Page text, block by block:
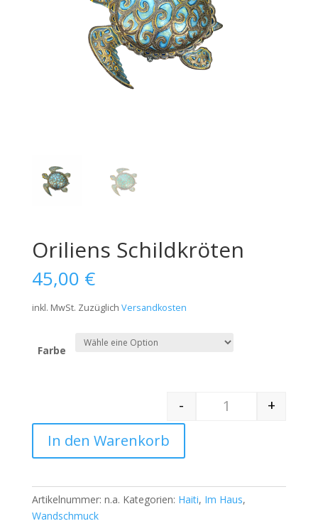
Oriliens Schildkröten
45,00 €
inkl. MwSt. Zuzüglich Versandkosten
Farbe
Quantity
-
+
In den Warenkorb
Artikelnummer: n.a. Kategorien: Haiti, Im Haus,
Wandschmuck